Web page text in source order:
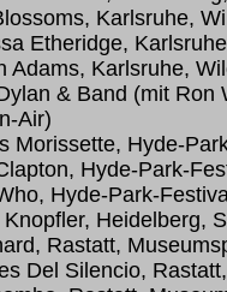
Karlsruhe,
Etheridge,
Adams, Karlsruhe,
& Band (mit Ron
Air)
Morissette, Hyde-
Hyde-Park-
Hyde-Park-
Knopfler, Heidelberg,
Rastatt,
Del Silencio,